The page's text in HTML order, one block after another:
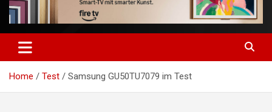
Home Test Samsung GU50TU7079 im Test